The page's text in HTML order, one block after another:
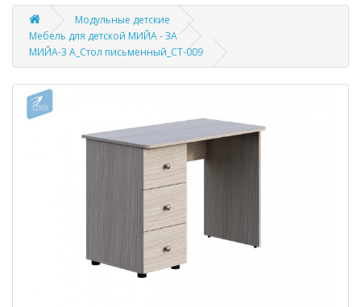
Модульные детские
Мебель для детской МИЙА - 3А
МИЙА-3 А_Стол письменный_СТ-009